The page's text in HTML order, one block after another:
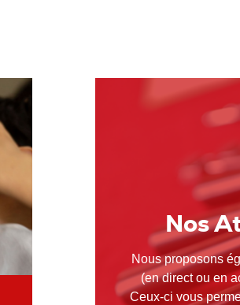
Nos
Nous proposons
(en direct ou en
Ceux-ci vous